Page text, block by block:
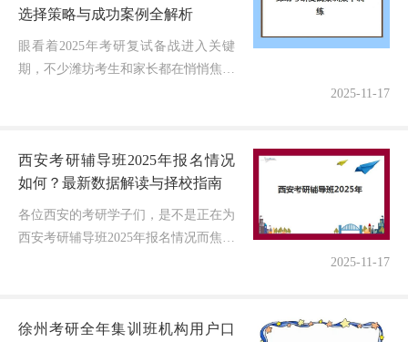
选择策略与成功案例全解析
眼看着2025年考研复试备战进入关键
期，不少潍坊考生和家长都在悄悄焦虑
2025-11-17
西安考研辅导班2025年报名情况
如何？最新数据解读与择校指南
各位西安的考研学子们，是不是正在为
西安考研辅导班2025年报名情况而焦虑
2025-11-17
徐州考研全年集训班机构用户口